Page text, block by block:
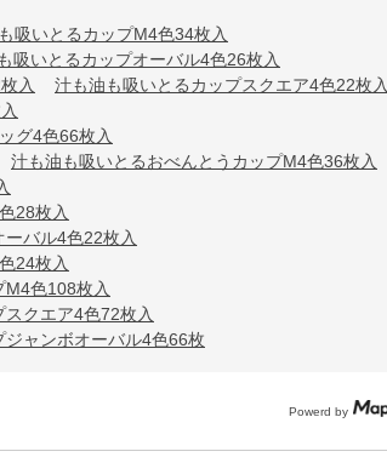
吸いとるカップM4色34枚入
吸いとるカップオーバル4色26枚入
入
汁も油も吸いとるカップスクエア4色22枚入
グ4色66枚入
汁も油も吸いとるおべんとうカップM4色36枚入
28枚入
バル4色22枚入
24枚入
色108枚入
クエア4色72枚入
ャンボオーバル4色66枚
Powerd by